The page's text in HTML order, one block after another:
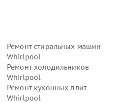
Ремонт стиральных машин
Whirlpool
Ремонт холодильников
Whirlpool
Ремонт кухонных плит
Whirlpool